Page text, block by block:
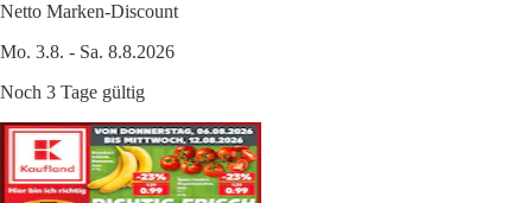
Netto Marken-Discount
Mo. 3.8. - Sa. 8.8.2026
Noch 3 Tage gültig